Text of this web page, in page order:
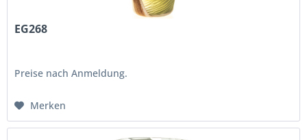
EG268
Preise nach Anmeldung.
Merken